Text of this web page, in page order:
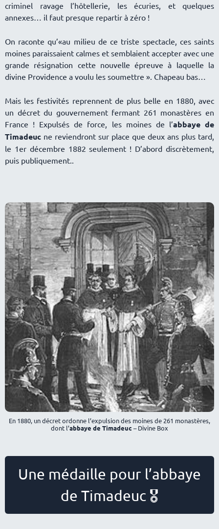
criminel ravage l’hôtellerie, les écuries, et quelques
annexes… il faut presque repartir à zéro !
On raconte qu’«au milieu de ce triste spectacle, ces saints
moines paraissaient calmes et semblaient accepter avec une
grande résignation cette nouvelle épreuve à laquelle la
divine Providence a voulu les soumettre ». Chapeau bas
Mais les festivités reprennent de plus belle en 1880, avec
un décret du gouvernement fermant 261 monastères en
France ! Expulsés de force, les moines de l’abbaye de
Timadeuc ne reviendront sur place que deux ans plus tard,
le 1er décembre 1882 seulement ! D’abord discrètement,
puis publiquement..
En 1880, un décret ordonne l’expulsion des moines de 261 monastères,
dont l’abbaye de Timadeuc – Divine Box
Une médaille pour l’abbaye
de Timadeuc 🎖️